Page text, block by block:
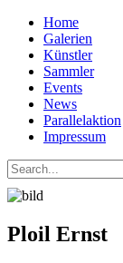
Home
Galerien
Künstler
Sammler
Events
News
Parallelaktion
Impressum
Ploil Ernst